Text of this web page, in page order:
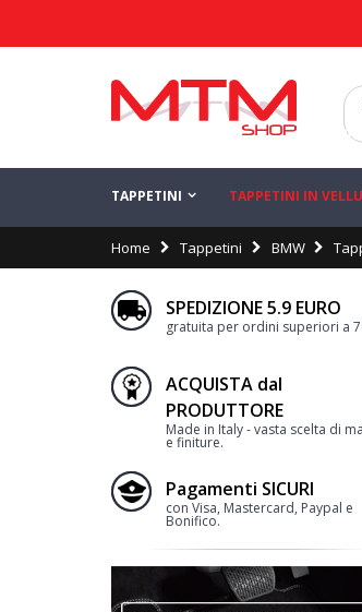
TAPPETINI TAPPETINI IN
Home Tappetini BMW
SPEDIZIONE 5.9 EURO
gratuita per ordini superiori a
ACQUISTA dal
PRODUTTORE
Made in Italy - vasta scelta di
e finiture.
Pagamenti SICURI
con Visa, Mastercard, Paypal e
Bonifico.